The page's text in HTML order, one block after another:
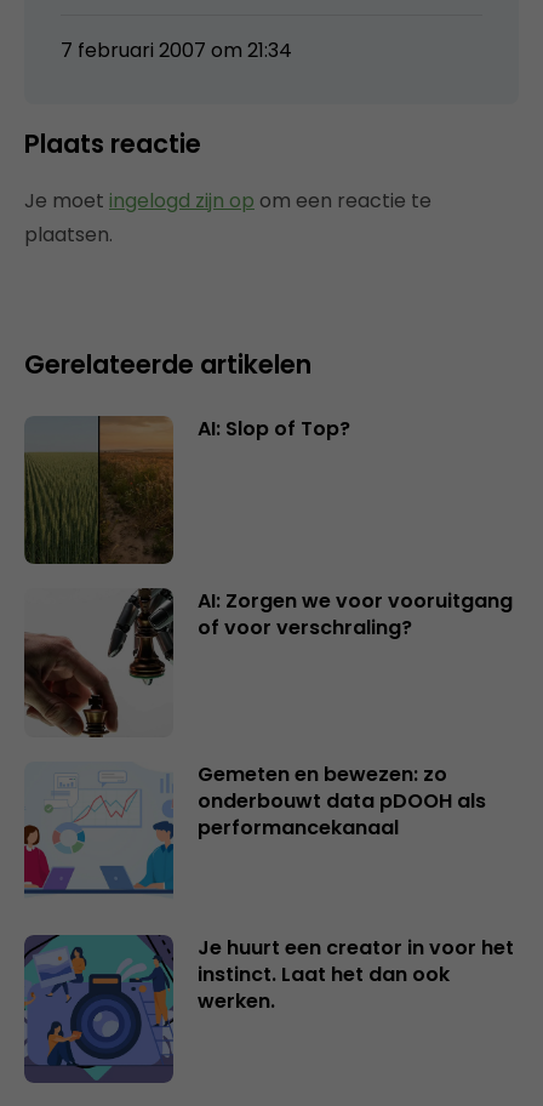
7 februari 2007 om 21:34
Plaats reactie
Je moet ingelogd zijn op om een reactie te
plaatsen.
Gerelateerde artikelen
AI: Slop of Top?
AI: Zorgen we voor vooruitgang
of voor verschraling?
Gemeten en bewezen: zo
onderbouwt data pDOOH als
performancekanaal
Je huurt een creator in voor het
instinct. Laat het dan ook
werken.